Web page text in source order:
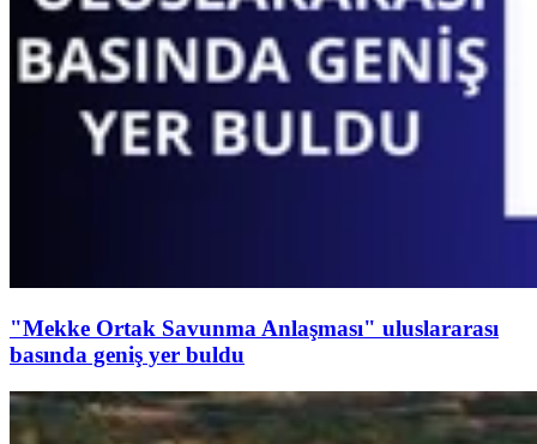
"Mekke Ortak Savunma Anlaşması" uluslararası
basında geniş yer buldu